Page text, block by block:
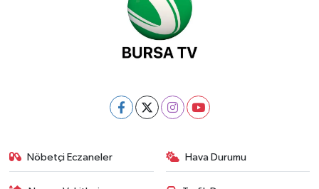
Nöbetçi Eczaneler Hava Durumu